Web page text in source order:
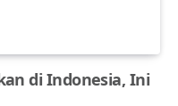
di Indonesia, Ini